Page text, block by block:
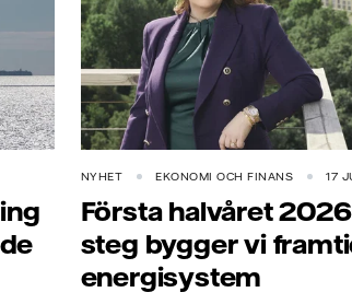
NYHET EKONOMI OCH FINANS 17
Första halvåret
steg bygger vi
energisystem